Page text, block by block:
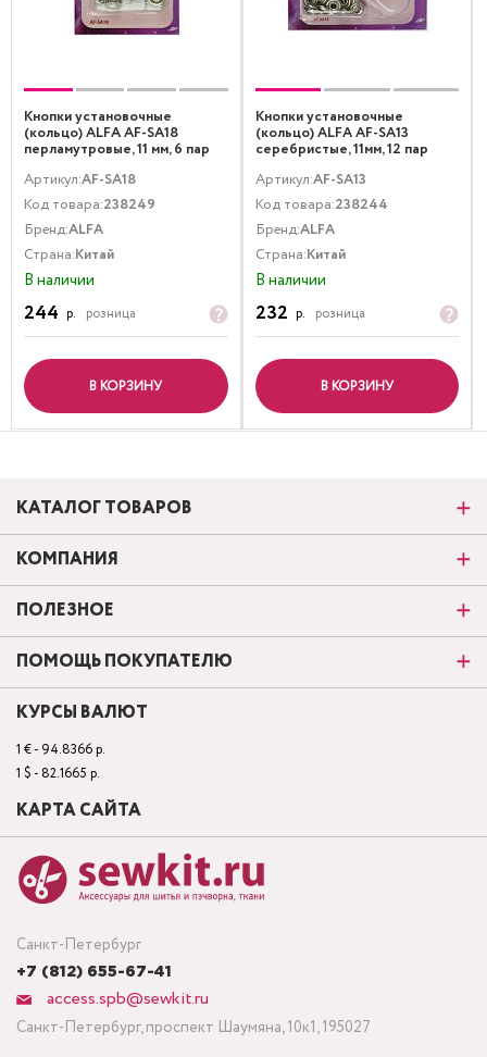
Кнопки установочные
(кольцо) ALFA AF-SA18
перламутровые, 11 мм, 6 пар
Артикул:AF-SA18
Код товара:238249
Бренд:ALFA
Страна:Китай
В наличии
244 р. розница
В КОРЗИНУ
Кнопки установочные
(кольцо) ALFA AF-SA13
серебристые, 11мм, 12 пар
Артикул:AF-SA13
Код товара:238244
Бренд:ALFA
Страна:Китай
В наличии
232 р. розница
В КОРЗИНУ
Санкт-Петербург
+7 (812) 655-67-41
access.spb@sewkit.ru
Санкт-Петербург, проспект Шаумяна, 10к1, 195027
КАТАЛОГ ТОВАРОВ
КОМПАНИЯ
ПОЛЕЗНОЕ
ПОМОЩЬ ПОКУПАТЕЛЮ
КУРСЫ ВАЛЮТ
1 € - 94.8366 р.
1 $ - 82.1665 р.
КАРТА САЙТА